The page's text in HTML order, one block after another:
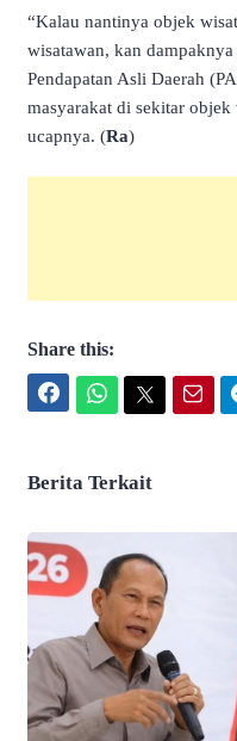
“Kalau nantinya objek
wisatawan, kan
Pendapatan Asli Daerah
masyarakat di sekitar
ucapnya. (Ra)
Share this:
Berita Terkait